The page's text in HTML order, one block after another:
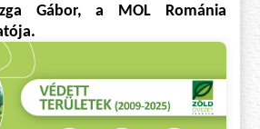
Gábor, a MOL Románia